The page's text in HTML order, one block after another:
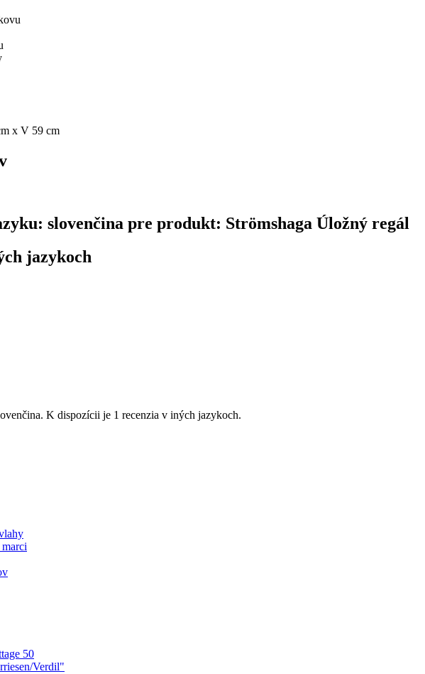
x V 59 cm
slovenčina pre produkt: Strömshaga Úložný regál
jazykoch
K dispozícii je 1 recenzia v iných jazykoch.
50
Verdil"